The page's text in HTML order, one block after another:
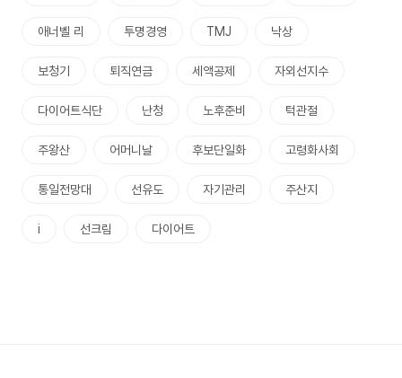
애너벨 리 투명경영 TMJ 낙상
보청기 퇴직연금 세액공제 자외선지수
다이어트식단 난청 노후준비 턱관절
주왕산 어머니날 후보단일화 고령화사회
통일전망대 선유도 자기관리 주산지
i 선크림 다이어트